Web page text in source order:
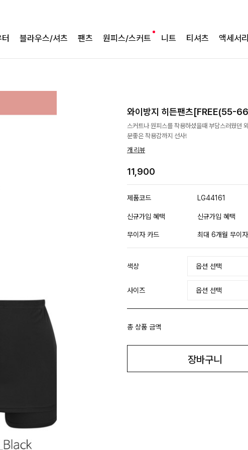
블라우스/셔츠 팬츠 원피스/스커트 니트 티셔츠 액세서리
와이방지 히든팬츠[FREE(55-
스커트나 원피스를 착용하셨을때 부담스러웠던
분좋은 착용감까지 선사!
개 리뷰
11,900
제품코드 LG44161
신규가입 혜택 신규가입 혜택
무이자 카드 최대 6개월 무이자
색상
사이즈
총 상품 금액
장바구니